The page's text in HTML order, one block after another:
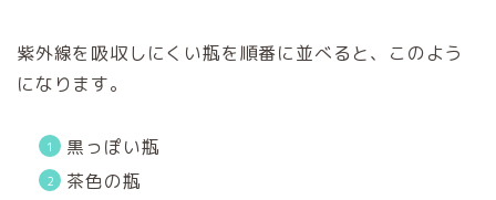
紫外線を吸収しにくい瓶を順番に並べると、このよう
になります。
黒っぽい瓶
茶色の瓶